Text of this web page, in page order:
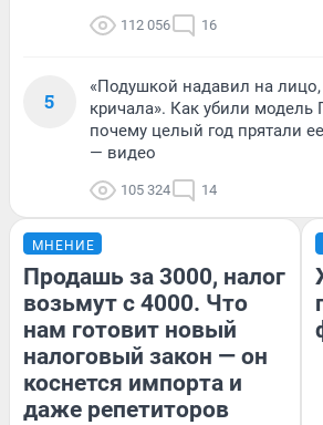
112 056 16
5
«Подушкой надавил на
кричала». Как убили модель
почему целый год прятали
— видео
105 324 14
МНЕНИЕ
Продашь за 3000, налог
возьмут с 4000. Что
нам готовит новый
налоговый закон — он
коснется импорта и
даже репетиторов